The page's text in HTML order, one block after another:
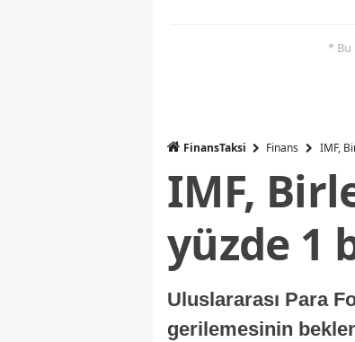
* Bu
FinansTaksi Finans IMF,
IMF,
yüzde 1
Uluslararası Para
gerilemesinin